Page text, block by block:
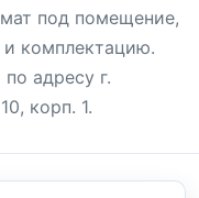
под помещение,
комплектацию.
адресу г.
корп. 1.